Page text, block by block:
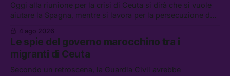
Oggi alla riunione per la crisi di Ceuta si dirà che si vuole
aiutare la Spagna, mentre si lavora per la persecuzione dei
spontanei a Gaza, un giovane di 19 anni è morto sotto il
sole per raccogliere pomodori, e cosa dice l’AI Act europeo
4 ago 2026
Le spie del governo marocchino tra i
migranti di Ceuta
Secondo un retroscena, la Guardia Civil avrebbe